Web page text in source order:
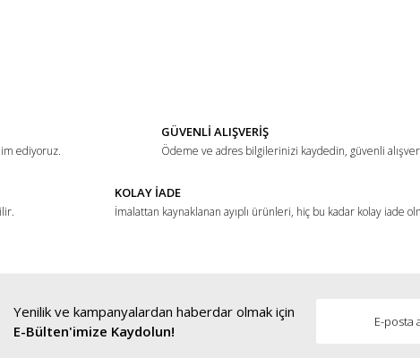
Gönder
ediyoruz.
GÜVENLİ ALIŞVERİŞ
Ödeme ve adres bilgilerinizi kaydedin, güvenli
KOLAY İADE
İmalattan kaynaklanan ayıplı ürünleri, hiç bu kadar kolay iade
Yenilik ve kampanyalardan haberdar olmak için
E-Bülten'imize Kaydolun!